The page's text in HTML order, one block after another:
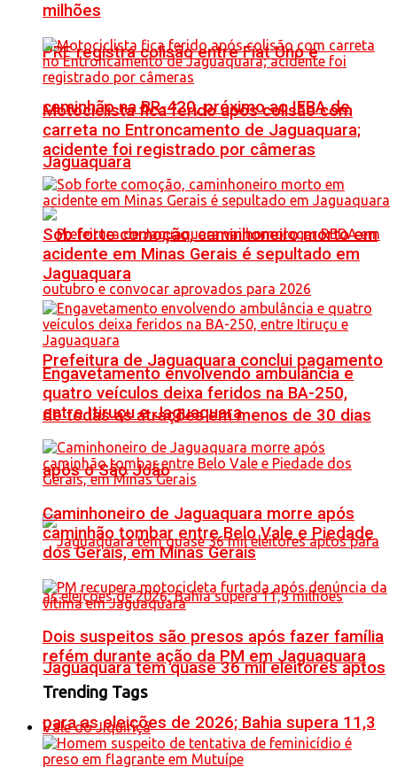
PRF registra colisão entre Fiat Uno e
caminhão na BR-420, próximo ao IFBA de
Jaguaquara
Prefeitura de Jaguaquara conclui pagamento
de todas as atrações em menos de 30 dias
após o São João
Jaguaquara tem quase 36 mil eleitores aptos
para as eleições de 2026; Bahia supera 11,3
milhões
Motociclista fica ferido após colisão com
carreta no Entroncamento de Jaguaquara;
acidente foi registrado por câmeras
Sob forte comoção, caminhoneiro morto em
acidente em Minas Gerais é sepultado em
Jaguaquara
Engavetamento envolvendo ambulância e
quatro veículos deixa feridos na BA-250,
entre Itiruçu e Jaguaquara
Caminhoneiro de Jaguaquara morre após
caminhão tombar entre Belo Vale e Piedade
dos Gerais, em Minas Gerais
Dois suspeitos são presos após fazer família
refém durante ação da PM em Jaguaquara
Trending Tags
Vale do Jiquiriçá